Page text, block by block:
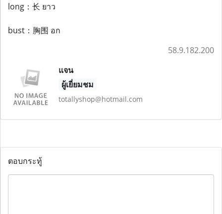
long：长 ยาว
bust：胸围 อก
58.9.182.200
แจน
ผู้เยี่ยมชม
totallyshop@hotmail.com
ตอบกระทู้